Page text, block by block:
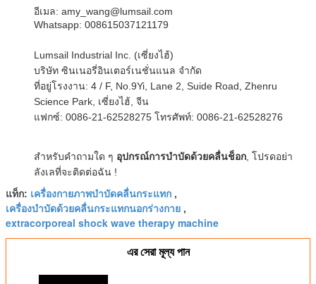
เสนอ
อีเมล: amy_wang@lumsail.com
Whatsapp: 008615037121179
Lumsail Industrial Inc. (เซี่ยงไฮ้)
บริษัท ซินเนอรี่อินเตอร์เนชั่นแนล จำกัด
ที่อยู่โรงงาน: 4 / F, No.9Yi, Lane 2, Suide Road, Zhenru
Science Park, เซี่ยงไฮ้, จีน
แฟกซ์: 0086-21-62528275 โทรศัพท์: 0086-21-62528276
สำหรับคำถามใด ๆ อุปกรณ์การบำบัดด้วยคลื่นช็อก , โปรดอย่า
ลังเลที่จะติดต่อฉัน !
แท็ก: เครื่องกายภาพบำบัดคลื่นกระแทก ,
เครื่องบำบัดด้วยคลื่นกระแทกนอกร่างกาย ,
extracorporeal shock wave therapy machine
এর সেরা মূল্য পান